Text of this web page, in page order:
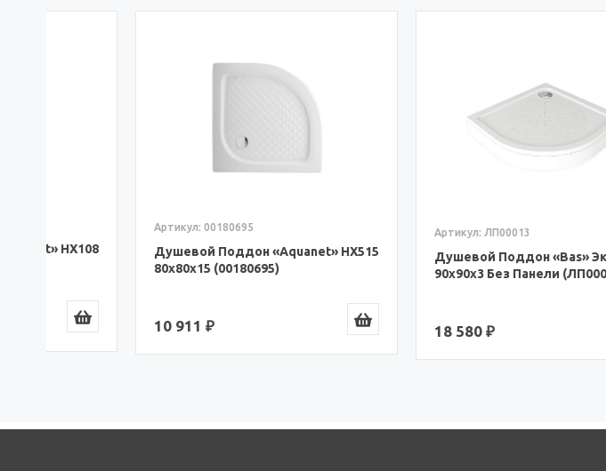
Артикул: 00180695
Душевой Поддон «Aquanet» HX515
80x80x15 (00180695)
10 911 ₽
Артикул: ЛП00013
Душевой Поддон «Bas» Эклипс
90x90x3 Без Панели (ЛП00013)
18 580 ₽